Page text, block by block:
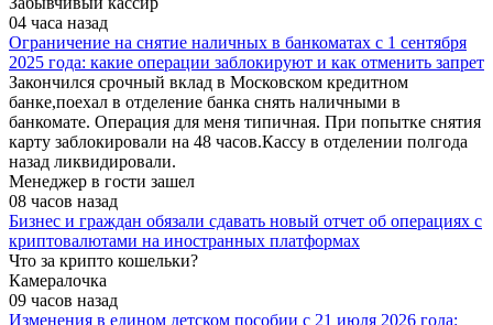
04 часа назад
Ограничение на снятие наличных в банкоматах с 1 сентября
2025 года: какие операции заблокируют и как отменить запрет
Закончился срочный вклад в Московском кредитном
банке,поехал в отделение банка снять наличными в
банкомате. Операция для меня типичная. При попытке снятия
карту заблокировали на 48 часов.Кассу в отделении полгода
назад ликвидировали.
Менеджер в гости зашел
08 часов назад
Бизнес и граждан обязали сдавать новый отчет об операциях с
криптовалютами на иностранных платформах
Что за крипто кошельки?
Камералочка
09 часов назад
Изменения в едином детском пособии с 21 июля 2026 года: